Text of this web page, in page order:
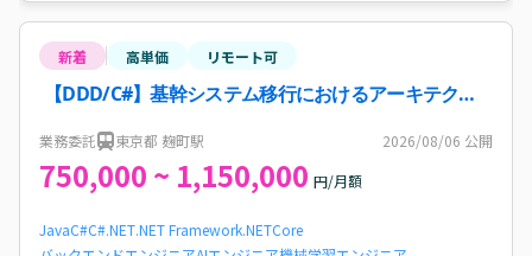
新着 高単価 リモート可
【DDD/C#】基幹システム移行におけるアーキテクチ
業務委託 東京都 麹町駅 2026/08/06 公開
750,000 ~ 1,150,000 円/月額
JavaC#C#.NET.NET Framework.NETCore